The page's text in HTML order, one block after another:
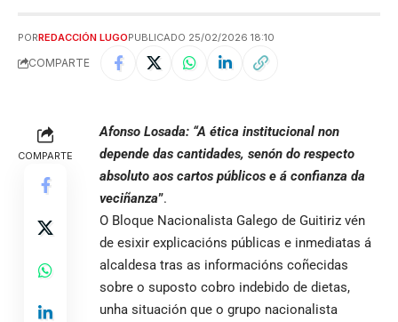
PORREDACCIÓN LUGOPUBLICADO 25/02/2026 18:10
COMPARTE
COMPARTE
Afonso Losada: “A ética institucional non
depende das cantidades, senón do respecto
absoluto aos cartos públicos e á confianza da
veciñanza”.
O Bloque Nacionalista Galego de Guitiriz vén
de esixir explicacións públicas e inmediatas á
alcaldesa tras as informacións coñecidas
sobre o suposto cobro indebido de dietas,
unha situación que o grupo nacionalista